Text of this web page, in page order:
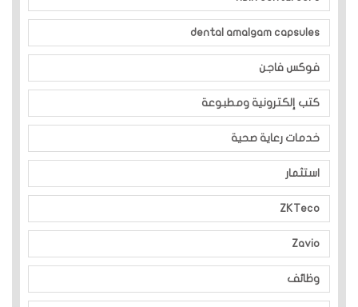
dental amalgam capsules
فوكس فاجن
كتب إلكترونية ومطبوعة
خدمات رعاية صحية
استثمار
ZKTeco
Zavio
وظائف